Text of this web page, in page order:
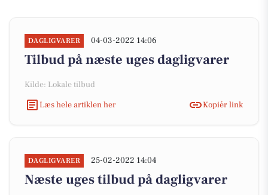
DAGLIGVARER 04-03-2022 14:06
Tilbud på næste uges dagligvarer
Kilde: Lokale tilbud
Læs hele artiklen her
Kopiér link
DAGLIGVARER 25-02-2022 14:04
Næste uges tilbud på dagligvarer